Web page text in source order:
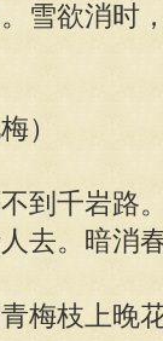
雪欲消时
）
到千岩路
去。暗消
梅枝上晚